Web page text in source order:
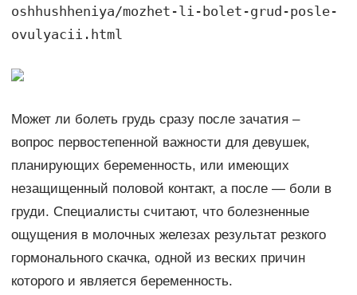
oshhushheniya/mozhet-li-bolet-grud-posle-
ovulyacii.html
Может ли болеть грудь сразу после зачатия –
вопрос первостепенной важности для девушек,
планирующих беременность, или имеющих
незащищенный половой контакт, а после — боли в
груди. Специалисты считают, что болезненные
ощущения в молочных железах результат резкого
гормонального скачка, одной из веских причин
которого и является беременность.